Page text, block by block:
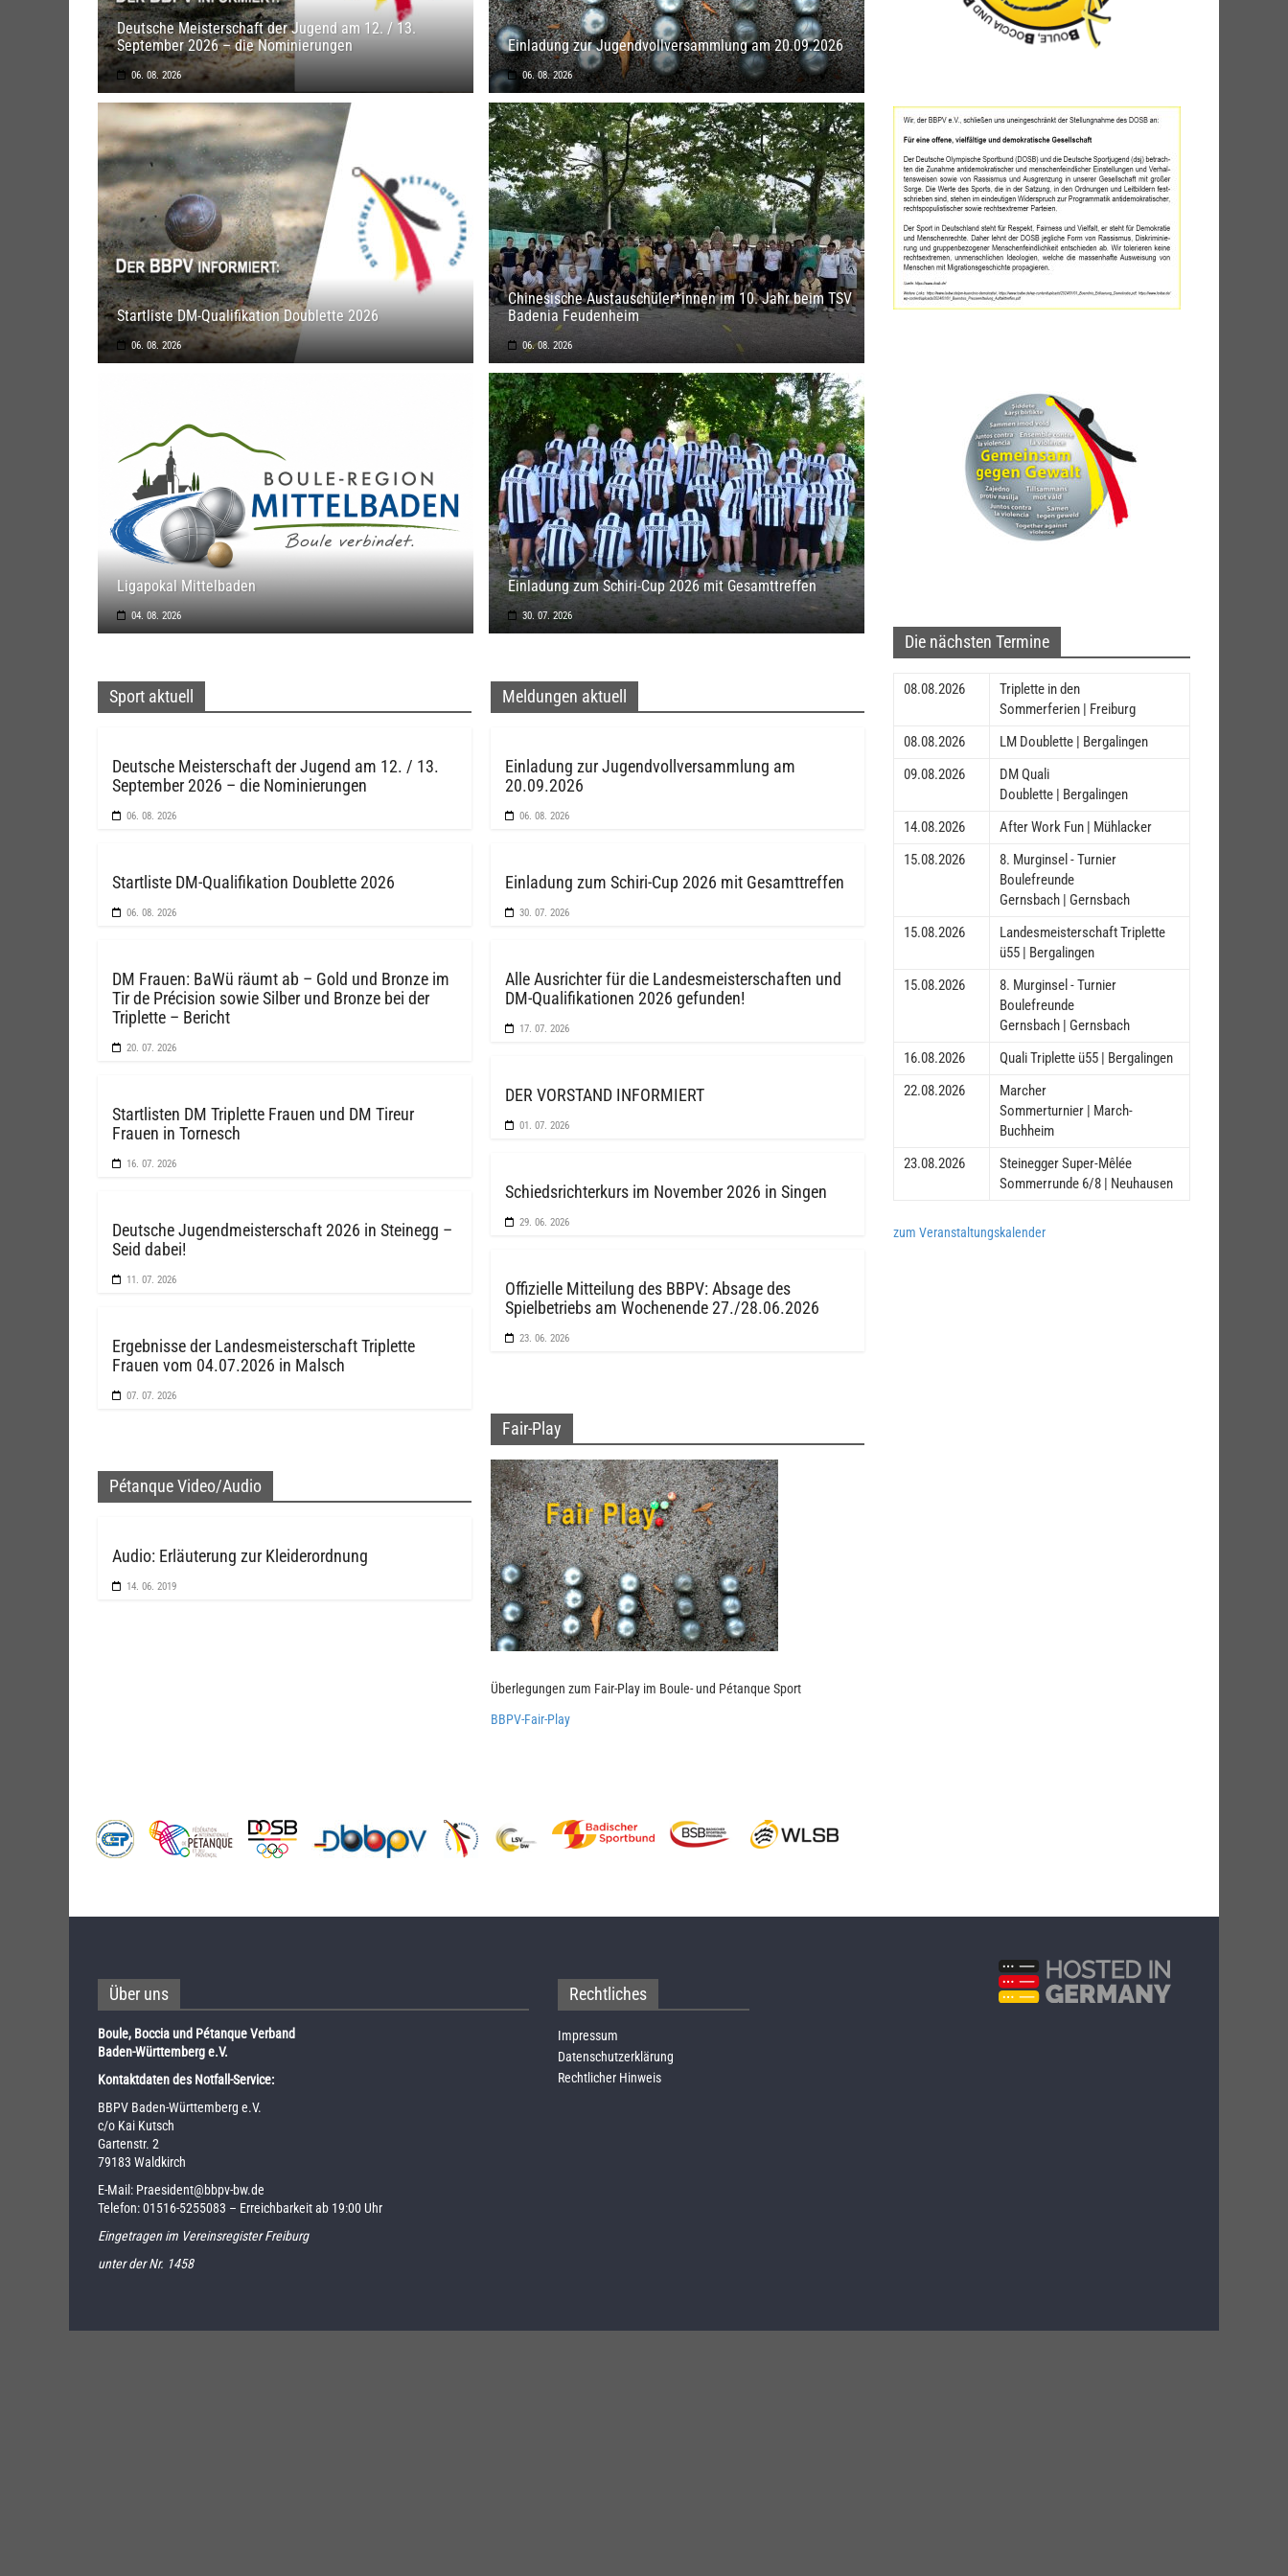
Deutsche Meisterschaft der Jugend am 12. / 13.
September 2026 – die Nominierungen
06. 08. 2026
Einladung zur Jugendvollversammlung am 20.09.2026
06. 08. 2026
Startliste DM-Qualifikation Doublette 2026
06. 08. 2026
Chinesische Austauschüler*innen im 10. Jahr beim TSV
Badenia Feudenheim
06. 08. 2026
Ligapokal Mittelbaden
04. 08. 2026
Einladung zum Schiri-Cup 2026 mit Gesamttreffen
30. 07. 2026
Sport aktuell
Deutsche Meisterschaft der Jugend am 12. / 13.
September 2026 – die Nominierungen
06. 08. 2026
Startliste DM-Qualifikation Doublette 2026
06. 08. 2026
DM Frauen: BaWü räumt ab – Gold und Bronze im
Tir de Précision sowie Silber und Bronze bei der
Triplette – Bericht
20. 07. 2026
Startlisten DM Triplette Frauen und DM Tireur
Frauen in Tornesch
16. 07. 2026
Deutsche Jugendmeisterschaft 2026 in Steinegg –
Seid dabei!
11. 07. 2026
Ergebnisse der Landesmeisterschaft Triplette
Frauen vom 04.07.2026 in Malsch
07. 07. 2026
Pétanque Video/Audio
Audio: Erläuterung zur Kleiderordnung
14. 06. 2019
Meldungen aktuell
Einladung zur Jugendvollversammlung am
20.09.2026
06. 08. 2026
Einladung zum Schiri-Cup 2026 mit Gesamttreffen
30. 07. 2026
Alle Ausrichter für die Landesmeisterschaften und
DM-Qualifikationen 2026 gefunden!
17. 07. 2026
DER VORSTAND INFORMIERT
01. 07. 2026
Schiedsrichterkurs im November 2026 in Singen
29. 06. 2026
Offizielle Mitteilung des BBPV: Absage des
Spielbetriebs am Wochenende 27./28.06.2026
23. 06. 2026
Fair-Play
Überlegungen zum Fair-Play im Boule- und Pétanque Sport
BBPV-Fair-Play
Die nächsten Termine
08.08.2026
Triplette in den
Sommerferien | Freiburg
08.08.2026
LM Doublette | Bergalingen
09.08.2026
DM Quali
Doublette | Bergalingen
14.08.2026
After Work Fun | Mühlacker
15.08.2026
8. Murginsel - Turnier
Boulefreunde
Gernsbach | Gernsbach
15.08.2026
Landesmeisterschaft Triplette
ü55 | Bergalingen
15.08.2026
8. Murginsel - Turnier
Boulefreunde
Gernsbach | Gernsbach
16.08.2026
Quali Triplette ü55 | Bergalingen
22.08.2026
Marcher
Sommerturnier | March-
Buchheim
23.08.2026
Steinegger Super-Mêlée
Sommerrunde 6/8 | Neuhausen
zum Veranstaltungskalender
Über uns
Boule, Boccia und Pétanque Verband
Baden-Württemberg e.V.
Kontaktdaten des Notfall-Service:
BBPV Baden-Württemberg e.V.
c/o Kai Kutsch
Gartenstr. 2
79183 Waldkirch
E-Mail: Praesident@bbpv-bw.de
Telefon:01516-5255083 – Erreichbarkeit ab 19:00 Uhr
Eingetragen im Vereinsregister Freiburg
unter der Nr. 1458
Rechtliches
Impressum
Datenschutzerklärung
Rechtlicher Hinweis